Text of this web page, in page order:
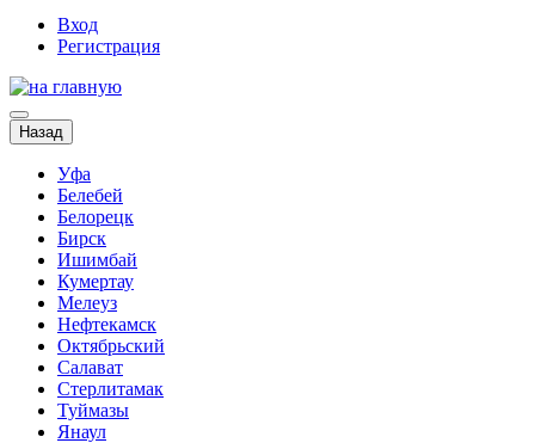
Вход
Регистрация
Назад
Уфа
Белебей
Белорецк
Бирск
Ишимбай
Кумертау
Мелеуз
Нефтекамск
Октябрьский
Салават
Стерлитамак
Туймазы
Янаул